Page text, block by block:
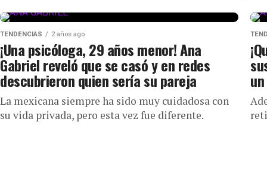
TENDENCIAS 2 años ago
¡Una psicóloga, 29 años menor! Ana
Gabriel reveló que se casó y en redes
descubrieron quien sería su pareja
La mexicana siempre ha sido muy cuidadosa con
su vida privada, pero esta vez fue diferente.